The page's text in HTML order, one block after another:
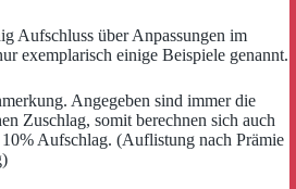
Aufschluss über Anpassungen im
exemplarisch einige Beispiele genannt.
Angegeben sind immer die
Zuschlag, somit berechnen sich auch
Aufschlag. (Auflistung nach Prämie